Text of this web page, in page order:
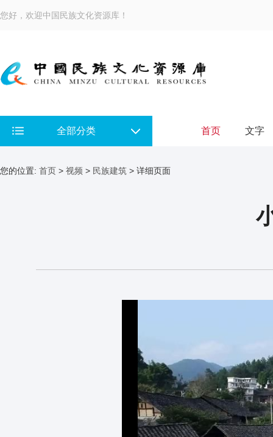
您好，欢迎中国民族文化资源库！
全部分类 首页 文字
您的位置: 首页 > 视频 > 民族建筑 > 详细页面